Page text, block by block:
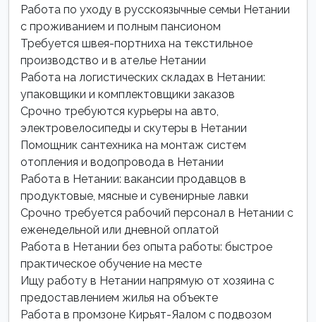
Работа по уходу в русскоязычные семьи Нетании
с проживанием и полным пансионом
Требуется швея-портниха на текстильное
производство и в ателье Нетании
Работа на логистических складах в Нетании:
упаковщики и комплектовщики заказов
Срочно требуются курьеры на авто,
электровелосипеды и скутеры в Нетании
Помощник сантехника на монтаж систем
отопления и водопровода в Нетании
Работа в Нетании: вакансии продавцов в
продуктовые, мясные и сувенирные лавки
Срочно требуется рабочий персонал в Нетании с
еженедельной или дневной оплатой
Работа в Нетании без опыта работы: быстрое
практическое обучение на месте
Ищу работу в Нетании напрямую от хозяина с
предоставлением жилья на объекте
Работа в промзоне Кирьят-Яалом с подвозом